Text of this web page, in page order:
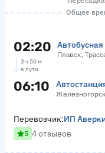
Общее
02:20 Плавск,
3 ч 50 м
в пути
06:10
Перевозчик:ИП
5 4 отзывов